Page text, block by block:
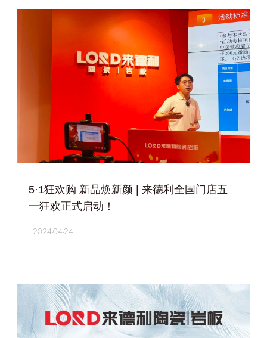
5·1狂欢购 新品焕新颜 | 来德利全国门店五
一狂欢正式启动！
2024-04-24